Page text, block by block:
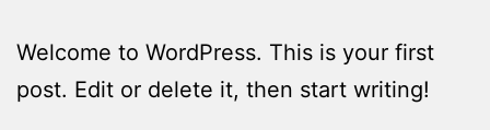
Welcome to WordPress. This is your first
post. Edit or delete it, then start writing!